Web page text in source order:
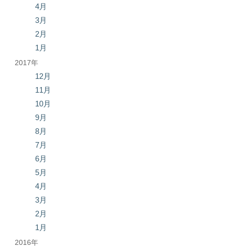
4月
3月
2月
1月
2017年
12月
11月
10月
9月
8月
7月
6月
5月
4月
3月
2月
1月
2016年